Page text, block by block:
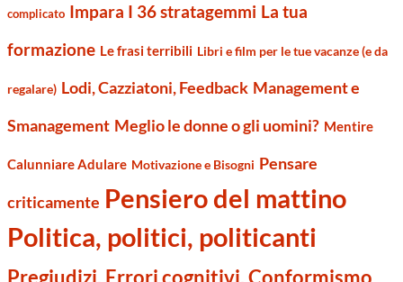
complicato Impara I 36 stratagemmi La tua
formazione Le frasi terribili Libri e film per le tue vacanze (e da
regalare) Lodi, Cazziatoni, Feedback Management e
Smanagement Meglio le donne o gli uomini? Mentire
Calunniare Adulare Motivazione e Bisogni Pensare
criticamente Pensiero del mattino
Politica, politici, politicanti